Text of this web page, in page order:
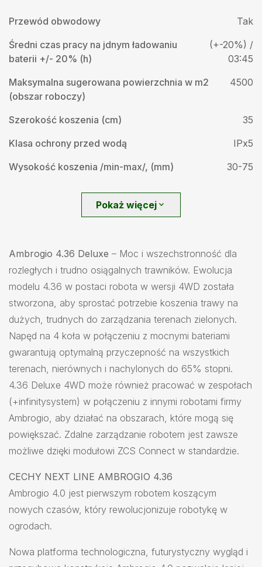
Przewód obwodowy
Tak
Średni czas pracy na jdnym ładowaniu
baterii +/- 20% (h)
(+-20%) /
03:45
Maksymalna sugerowana powierzchnia w m2
(obszar roboczy)
4500
Szerokość koszenia (cm)
35
Klasa ochrony przed wodą
IPx5
Wysokość koszenia /min-max/, (mm)
30-75
Pokaż więcej expand_more
Ambrogio 4.36 Deluxe – Moc i wszechstronność dla
rozległych i trudno osiągalnych trawników. Ewolucja
modelu 4.36 w postaci robota w wersji 4WD została
stworzona, aby sprostać potrzebie koszenia trawy na
dużych, trudnych do zarządzania terenach zielonych.
Napęd na 4 koła w połączeniu z mocnymi bateriami
gwarantują optymalną przyczepność na wszystkich
terenach, nierównych i nachylonych do 65% stopni.
4.36 Deluxe 4WD może również pracować w zespołach
(+infinitysystem) w połączeniu z innymi robotami firmy
Ambrogio, aby działać na obszarach, które mogą się
powiększać. Zdalne zarządzanie robotem jest zawsze
możliwe dzięki modułowi ZCS Connect w standardzie.
CECHY NEXT LINE AMBROGIO 4.36
Ambrogio 4.0 jest pierwszym robotem koszącym
nowych czasów, który rewolucjonizuje robotykę w
ogrodach.
Nowa platforma technologiczna, futurystyczny wygląd i